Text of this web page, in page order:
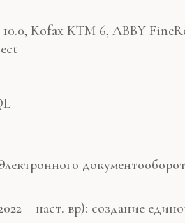
Kofax KTM 6, ABBY
– наст. вр): создание